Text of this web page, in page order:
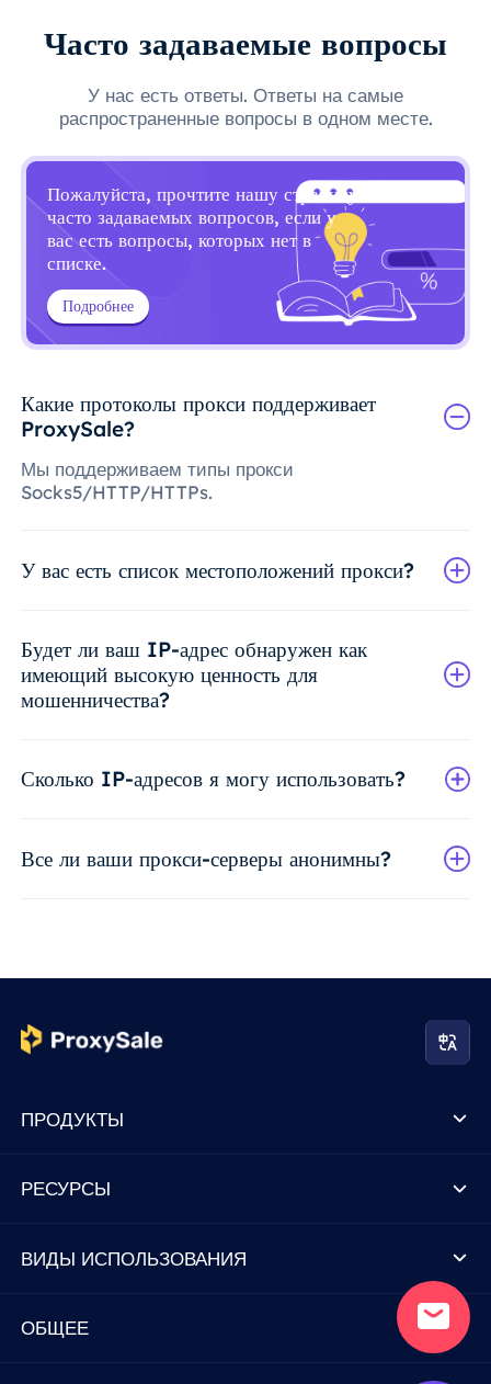
Часто задаваемые вопросы
У нас есть ответы. Ответы на самые
распространенные вопросы в одном месте.
Пожалуйста, прочтите нашу страницу
часто задаваемых вопросов, если у
вас есть вопросы, которых нет в
списке.
Подробнее
Какие протоколы прокси поддерживает
ProxySale?
Мы поддерживаем типы прокси
Socks5/HTTP/HTTPs.
У вас есть список местоположений прокси?
Будет ли ваш IP-адрес обнаружен как
имеющий высокую ценность для
мошенничества?
Сколько IP-адресов я могу использовать?
Все ли ваши прокси-серверы анонимны?
ПРОДУКТЫ
РЕСУРСЫ
ВИДЫ ИСПОЛЬЗОВАНИЯ
ОБЩЕЕ